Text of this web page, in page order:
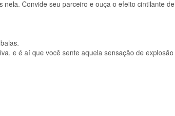
Convide seu parceiro e ouça o efeito cintilante de
e é aí que você sente aquela sensação de explosão